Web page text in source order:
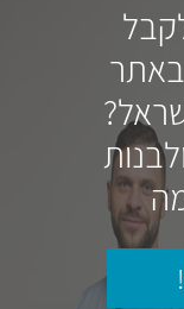
באתר